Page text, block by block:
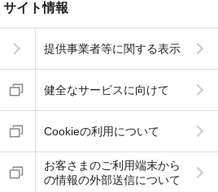
サイト情報
提供事業者等に関する表示
健全なサービスに向けて
Cookieの利用について
お客さまのご利用端末から
の情報の外部送信について